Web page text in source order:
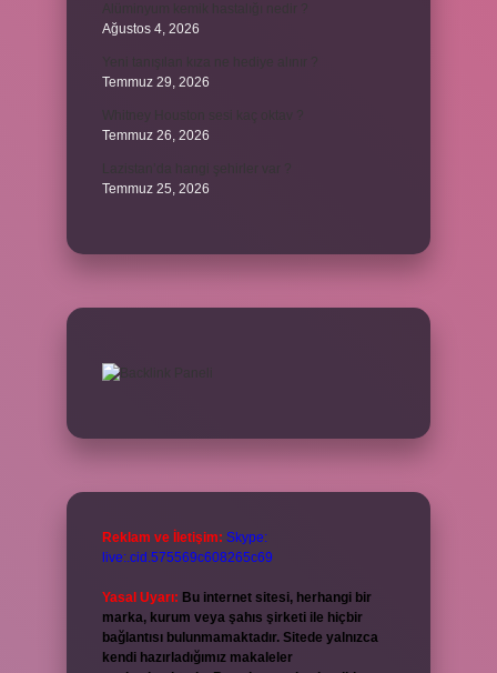
Ağustos 4, 2026
Temmuz 29, 2026
Temmuz 26, 2026
Temmuz 25, 2026
Reklam ve İletişim: Skype:
live:.cid.575569c608265c69
Yasal Uyarı: Bu internet sitesi, herhangi bir
marka, kurum veya şahıs şirketi ile hiçbir
bağlantısı bulunmamaktadır. Sitede yalnızca
kendi hazırladığımız makaleler